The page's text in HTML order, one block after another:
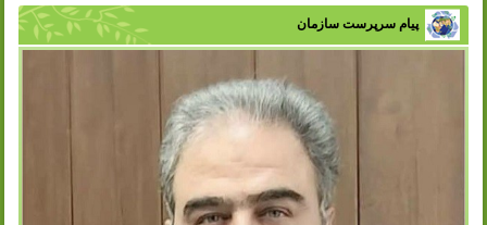
پیام سرپرست سازمان